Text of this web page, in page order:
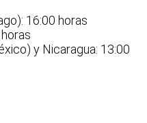
16:00 horas
y Nicaragua: 13:00